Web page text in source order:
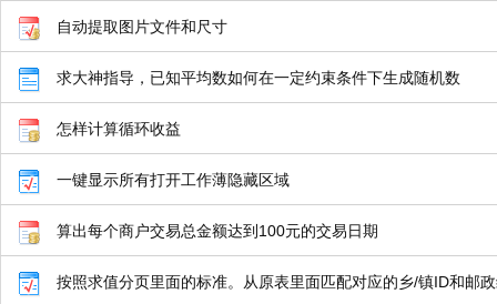
自动提取图片文件和尺寸
求大神指导，已知平均数如何在一定约束条件下生成随机数
怎样计算循环收益
一键显示所有打开工作薄隐藏区域
算出每个商户交易总金额达到100元的交易日期
按照求值分页里面的标准。从原表里面匹配对应的乡/镇ID和邮